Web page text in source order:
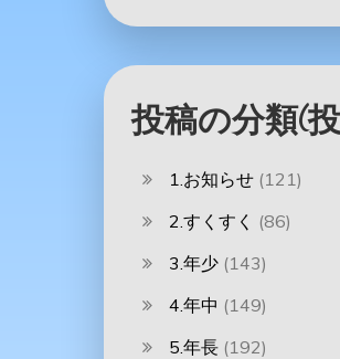
投稿の分類(
1.お知らせ(121)
2.すくすく (86)
3.年少(143)
4.年中 (149)
5.年長(192)